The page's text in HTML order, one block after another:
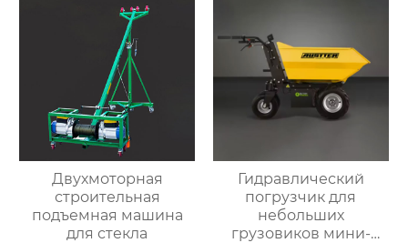
Двухмоторная
строительная
подъемная машина
для стекла
Гидравлический
погрузчик для
небольших
грузовиков мини-